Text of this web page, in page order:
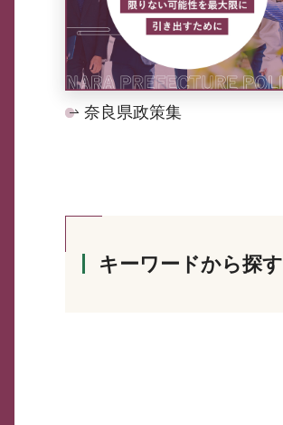
奈良県政策集
キーワードから探す